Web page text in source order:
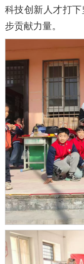
科技创新人才打
步贡献力量。